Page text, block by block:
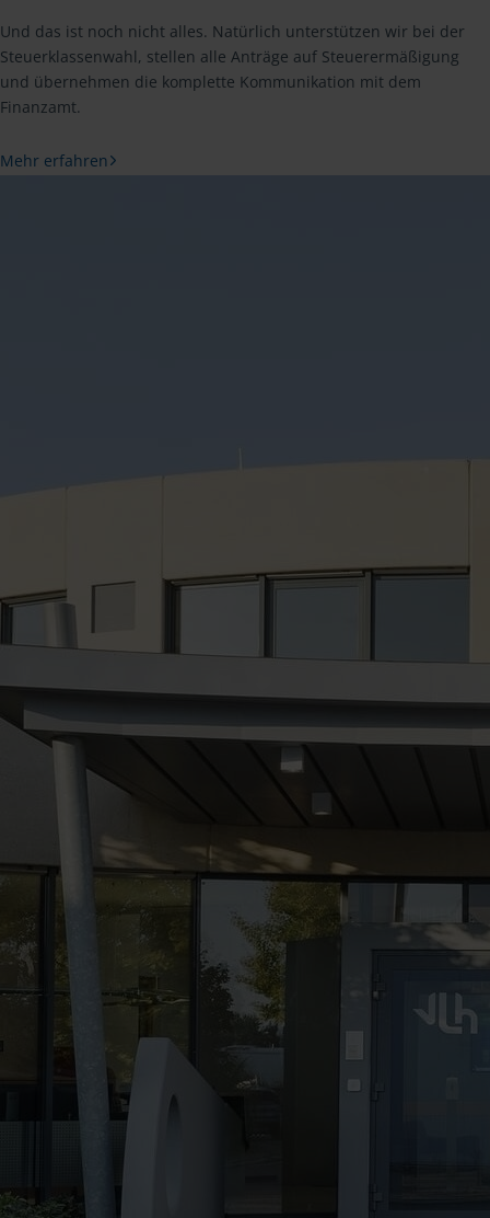
Und das ist noch nicht alles. Natürlich unterstützen wir bei der
Steuerklassenwahl, stellen alle Anträge auf Steuerermäßigung
und übernehmen die komplette Kommunikation mit dem
Finanzamt.
Mehr erfahren